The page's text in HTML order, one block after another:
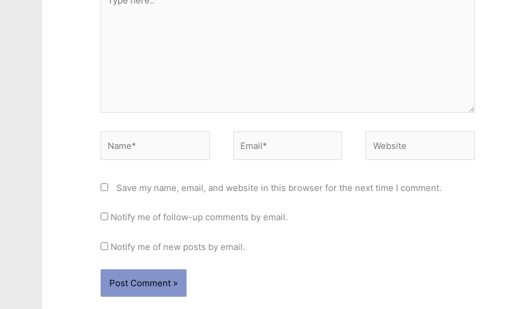
here..
Save my name, email, and website in this browser for the next time I comment.
Notify me of follow-up comments by email.
Notify me of new posts by email.